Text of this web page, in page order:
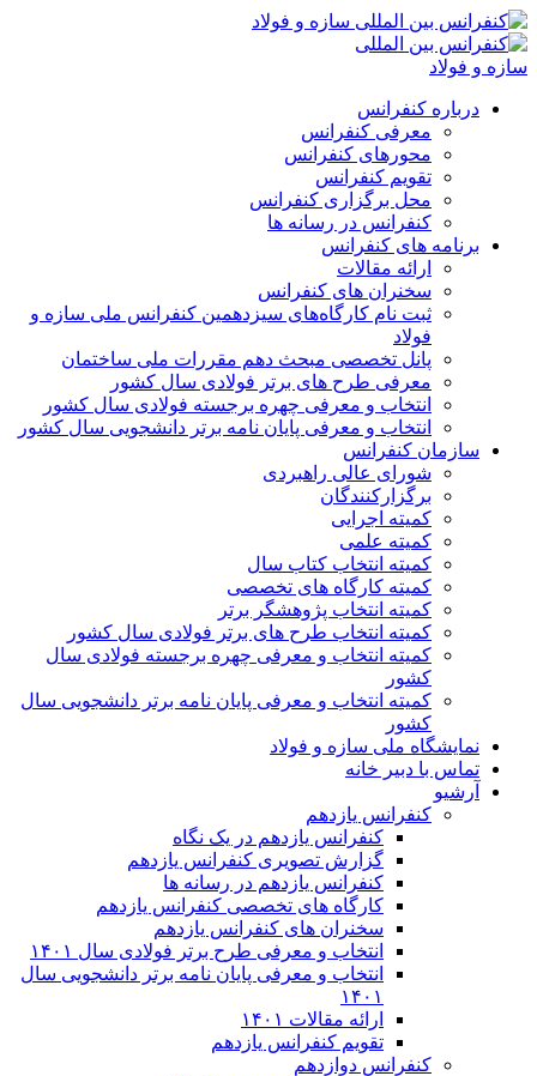
درباره کنفرانس
معرفی کنفرانس
محورهای کنفرانس
تقویم کنفرانس
محل برگزاری کنفرانس
کنفرانس در رسانه ها
برنامه های کنفرانس
ارائه مقالات
سخنران های کنفرانس
ثبت نام کارگاه‌های سیزدهمین کنفرانس ملی سازه و
فولاد
پانل تخصصی مبحث دهم مقررات ملی ساختمان
معرفی طرح های برتر فولادی سال کشور
انتخاب و معرفی چهره برجسته فولادی سال کشور
انتخاب و معرفی پایان نامه برتر دانشجویی سال کشور
سازمان کنفرانس
شورای عالی راهبردی
برگزارکنندگان
کمیته اجرایی
کمیته علمی
کمیته انتخاب کتاب سال
کمیته کارگاه های تخصصی
کمیته انتخاب پژوهشگر برتر
کمیته انتخاب طرح های برتر فولادی سال کشور
کمیته انتخاب و معرفی چهره برجسته فولادی سال
کشور
کمیته انتخاب و معرفی پایان نامه برتر دانشجویی سال
کشور
نمایشگاه ملی سازه و فولاد
تماس با دبیر خانه
آرشیو
کنفرانس یازدهم
کنفرانس یازدهم در یک نگاه
گزارش تصویری کنفرانس یازدهم
کنفرانس یازدهم در رسانه ها
کارگاه های تخصصی کنفرانس یازدهم
سخنران های کنفرانس یازدهم
انتخاب و معرفی طرح برتر فولادی سال ۱۴۰۱
انتخاب و معرفی پایان نامه برتر دانشجویی سال
۱۴۰۱
ارائه مقالات ۱۴۰۱
تقویم کنفرانس یازدهم
کنفرانس دوازدهم